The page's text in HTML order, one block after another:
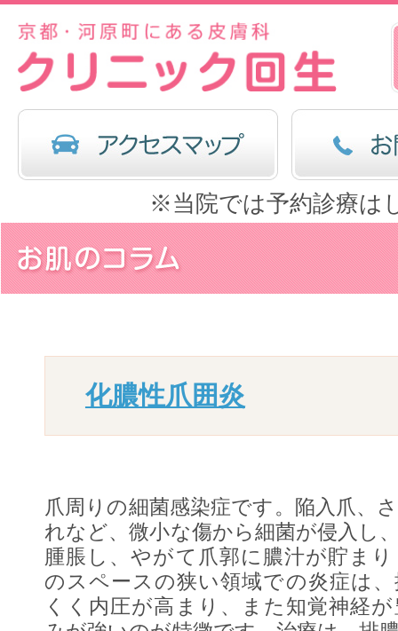
※当院では予約診療は
化膿性爪囲炎
爪周りの細菌感染症です。陥入爪、
れなど、微小な傷から細菌が侵入し
腫脹し、やがて爪郭に膿汁が貯ま
のスペースの狭い領域での炎症は
くく内圧が高まり、また知覚神経